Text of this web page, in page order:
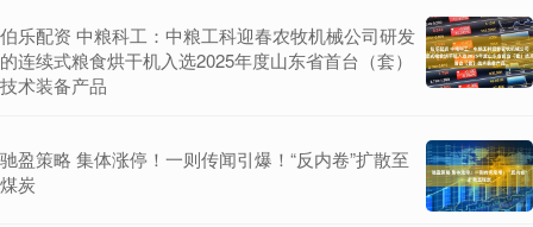
伯乐配资 中粮科工：中粮工科迎春农牧机械公司研发
的连续式粮食烘干机入选2025年度山东省首台（套）
技术装备产品
驰盈策略 集体涨停！一则传闻引爆！“反内卷”扩散至
煤炭